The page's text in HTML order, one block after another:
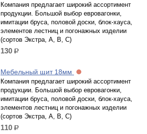
Компания предлагает широкий ассортимент
продукции. Большой выбор евровагонки,
имитации бруса, половой доски, блок-хауса,
элементов лестниц и погонажных изделии
(сортов Экстра, А, В, С)
130 р.
Мебельный щит 18мм
Компания предлагает широкий ассортимент
продукции. Большой выбор евровагонки,
имитации бруса, половой доски, блок-хауса,
элементов лестниц и погонажных изделии
(сортов Экстра, А, В, С)
110 р.